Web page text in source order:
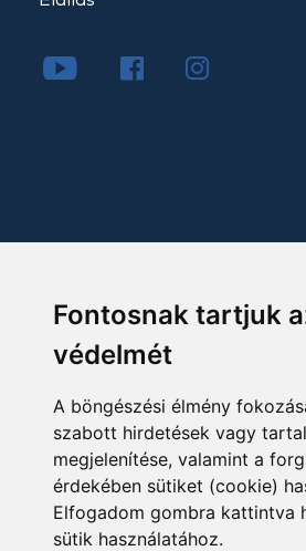
Fontosnak tartjuk
védelmét
A böngészési élmény
szabott hirdetések vagy
megjelenítése, valamint a
érdekében sütiket (cookie)
Elfogadom gombra kattintva
sütik használatához.